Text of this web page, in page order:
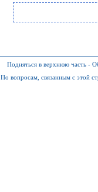
Подняться в верхнюю часть -
По вопросам, связанным с этой